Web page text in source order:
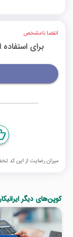
انقضا نامشخص
برای
میزان رضایت از این کد
کوپن‌های دیگر